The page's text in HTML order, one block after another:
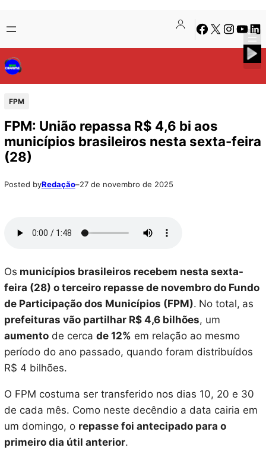
para
o
conteúdo
to
content
Facebook
X Instagram
FPM
FPM: União repassa R$ 4,6 bi aos
municípios brasileiros nesta sexta-feira
(28)
Posted byRedação–27 de novembro de 2025
Os municípios brasileiros recebem nesta sexta-
feira (28) o terceiro repasse de novembro do Fundo
de Participação dos Municípios (FPM). No total, as
prefeituras vão partilhar R$ 4,6 bilhões, um
aumentode cerca de 12% em relação ao mesmo
período do ano passado, quando foram distribuídos
R$ 4 bilhões.
O FPM costuma ser transferido nos dias 10, 20 e 30
de cada mês. Como neste decêndio a data cairia em
um domingo, o repasse foi antecipado para o
primeiro dia útil anterior.